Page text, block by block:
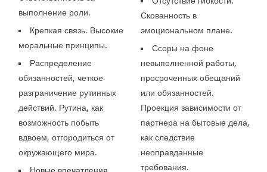
выполнение роли.
Крепкая связь. Высокие
моральные принципы.
Распределение
обязанностей, четкое
разграничение рутинных
действий. Рутина, как
возможность побыть
вдвоем, отгородиться от
окружающего мира.
Скованность в
эмоциональном плане.
Ссоры на фоне
невыполненной работы,
просроченных обещаний
или обязанностей.
Проекция зависимости от
партнера на бытовые дела,
как следствие
неоправданные
требования.